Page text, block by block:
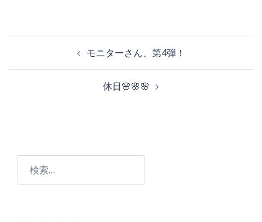
ゲ
モニターさん、第4弾！
休日🌸🌸🌸